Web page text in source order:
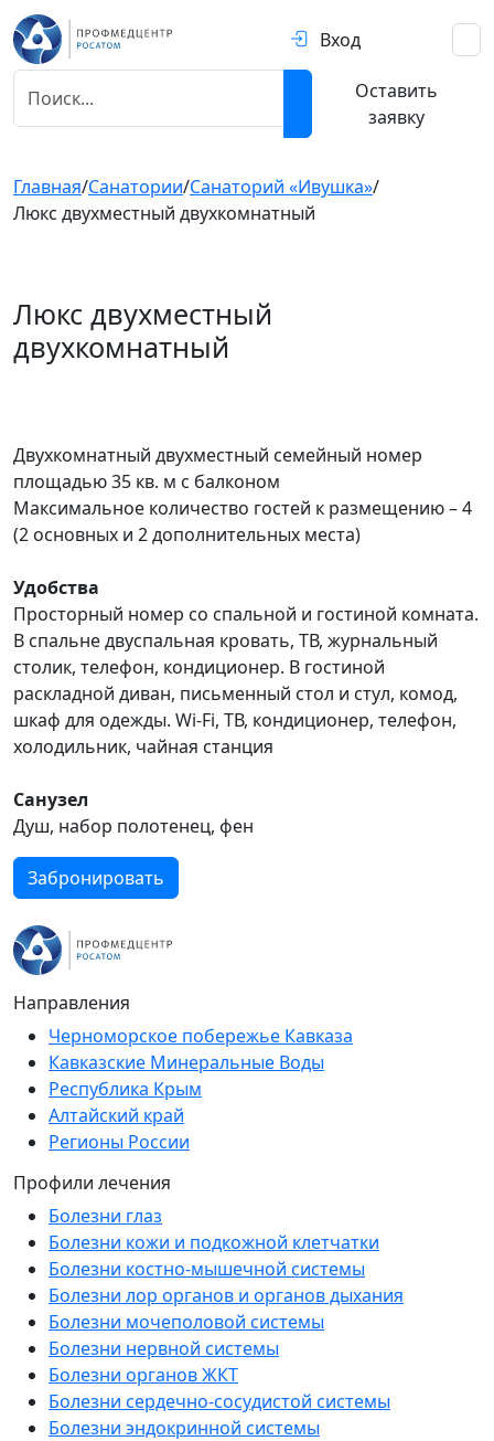
Вход
Оставить
заявку
Главная/Санатории/Санаторий «Ивушка»/
Люкс двухместный двухкомнатный
Люкс двухместный
двухкомнатный
Двухкомнатный двухместный семейный номер
площадью 35 кв. м с балконом
Максимальное количество гостей к размещению – 4
(2 основных и 2 дополнительных места)
Удобства
Просторный номер со спальной и гостиной комната.
В спальне двуспальная кровать, ТВ, журнальный
столик, телефон, кондиционер. В гостиной
раскладной диван, письменный стол и стул, комод,
шкаф для одежды. Wi-Fi, ТВ, кондиционер, телефон,
холодильник, чайная станция
Санузел
Душ, набор полотенец, фен
Забронировать
Направления
Черноморское побережье Кавказа
Кавказские Минеральные Воды
Республика Крым
Алтайский край
Регионы России
Профили лечения
Болезни глаз
Болезни кожи и подкожной клетчатки
Болезни костно-мышечной системы
Болезни лор органов и органов дыхания
Болезни мочеполовой системы
Болезни нервной системы
Болезни органов ЖКТ
Болезни сердечно-сосудистой системы
Болезни эндокринной системы